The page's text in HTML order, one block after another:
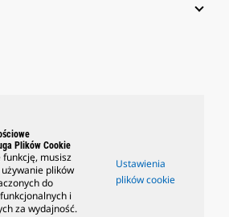
Plików Cookie
funkcję, musisz
plików
do
i
za wydajność.
Ustawienia
plików cookie